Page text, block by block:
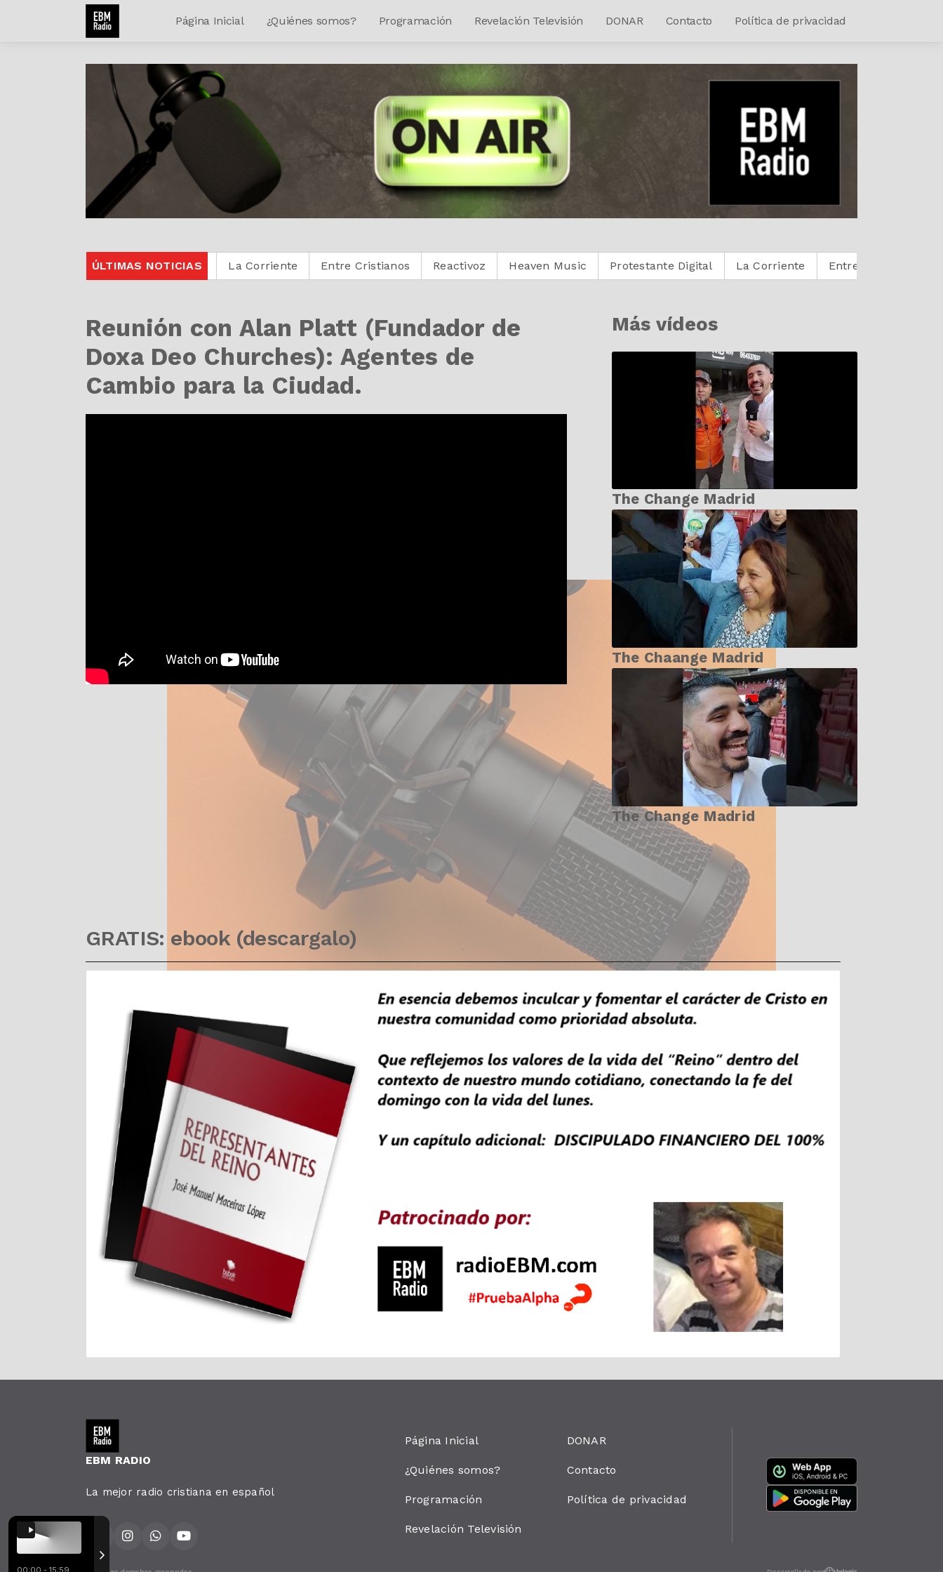
00:00 - 15:59
Página Inicial ¿Quiénes somos? Programación Revelación Televisión DONAR Contacto Política de privacidad
ÚLTIMAS NOTICIAS
Protestante Digital La Corriente Entre Cristianos Reactivoz Heaven Music Protestante Digital La Corriente Entre Cristianos
Reunión con Alan Platt (Fundador de
Doxa Deo Churches): Agentes de
Cambio para la Ciudad.
Más vídeos
The Change Madrid
The Chaange Madrid
The Change Madrid
GRATIS: ebook (descargalo)
EBM RADIO
La mejor radio cristiana en español
Página Inicial
¿Quiénes somos?
Programación
Revelación Televisión
DONAR
Contacto
Política de privacidad